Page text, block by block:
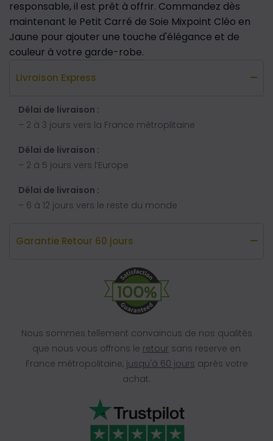
responsable, il est prêt à offrir. Commandez dès
maintenant le Petit Carré de Soie Mixpoint Cléo en
Jaune pour ajouter une touche d'élégance et de
couleur à votre garde-robe.
Livraison Express
Délai de livraison :
– 2 à 3 jours vers la France métroplitaine
Délai de livraison :
– 2 à 5 jours vers l’Europe
Délai de livraison :
– 6 à 12 jours vers le reste du monde
Garantie Retour 60 jours
Nous sommes tellement convaincus de nos qualités
que nous vous offrons le retour sans reserve en
France métropolitaine, jusqu'à 60 jours après votre
achat.